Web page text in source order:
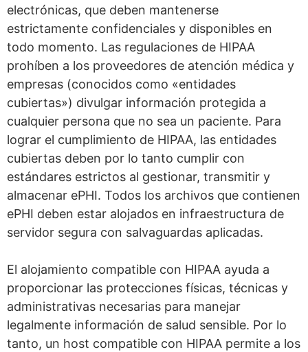
electrónicas, que deben mantenerse
estrictamente confidenciales y disponibles en
todo momento. Las regulaciones de HIPAA
prohíben a los proveedores de atención médica y
empresas (conocidos como «entidades
cubiertas») divulgar información protegida a
cualquier persona que no sea un paciente. Para
lograr el cumplimiento de HIPAA, las entidades
cubiertas deben por lo tanto cumplir con
estándares estrictos al gestionar, transmitir y
almacenar ePHI. Todos los archivos que contienen
ePHI deben estar alojados en infraestructura de
servidor segura con salvaguardas aplicadas.
El alojamiento compatible con HIPAA ayuda a
proporcionar las protecciones físicas, técnicas y
administrativas necesarias para manejar
legalmente información de salud sensible. Por lo
tanto, un host compatible con HIPAA permite a los